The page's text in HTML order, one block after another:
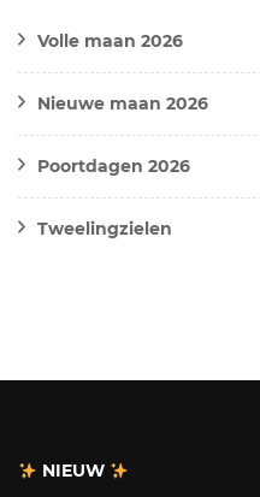
Volle maan 2026
Nieuwe maan 2026
Poortdagen 2026
Tweelingzielen
NIEUW